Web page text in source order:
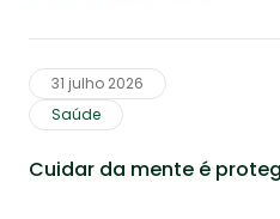
31 julho 2026
Saúde
Cuidar da mente é